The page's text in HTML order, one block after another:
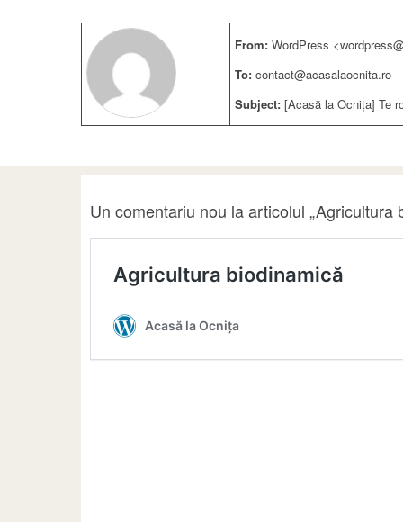
From: WordPress
To: contact@acasalaocnita.ro
Subject: [Acasă la Ocnița] Te
Un comentariu nou la articolul „Agricultura